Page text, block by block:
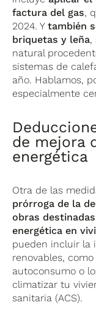
factura del gas,
2024. Ytambién
briquetas y leña,
natural
sistemas de
año. Hablamos,
especialmente
de mejora
energética
Otra de las
prórroga de la
obras
energética en
pueden incluir la
renovables,
autoconsumo o
climatizar tu
sanitaria (ACS).